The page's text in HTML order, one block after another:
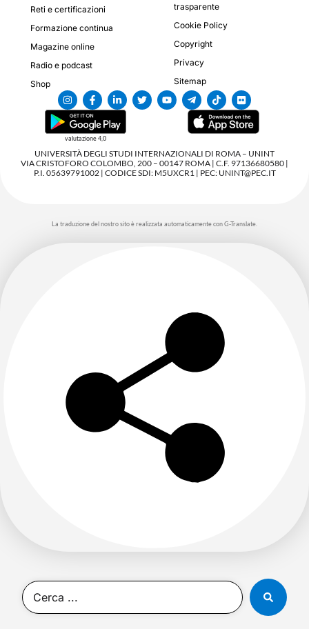
Reti e certificazioni
Formazione continua
Magazine online
Radio e podcast
Shop
trasparente
Cookie Policy
Copyright
Privacy
Sitemap
valutazione 4,0
UNIVERSITÀ DEGLI STUDI INTERNAZIONALI DI ROMA – UNINT
VIA CRISTOFORO COLOMBO, 200 – 00147 ROMA | C.F. 97136680580 |
P.I. 05639791002 | CODICE SDI: M5UXCR1 | PEC: UNINT@PEC.IT
La traduzione del nostro sito è realizzata automaticamente con G-Translate.